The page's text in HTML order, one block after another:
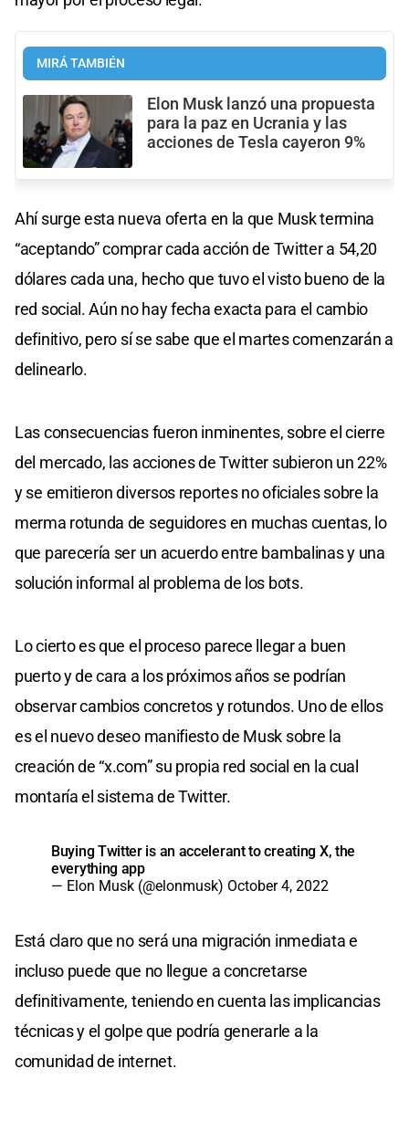
MIRÁ TAMBIÉN
Elon Musk lanzó una propuesta
para la paz en Ucrania y las
acciones de Tesla cayeron 9%
Ahí surge esta nueva oferta en la que Musk termina
“aceptando” comprar cada acción de Twitter a 54,20
dólares cada una, hecho que tuvo el visto bueno de la
red social. Aún no hay fecha exacta para el cambio
definitivo, pero sí se sabe que el martes comenzarán a
delinearlo.
Las consecuencias fueron inminentes, sobre el cierre
del mercado, las acciones de Twitter subieron un 22%
y se emitieron diversos reportes no oficiales sobre la
merma rotunda de seguidores en muchas cuentas, lo
que parecería ser un acuerdo entre bambalinas y una
solución informal al problema de los bots.
Lo cierto es que el proceso parece llegar a buen
puerto y de cara a los próximos años se podrían
observar cambios concretos y rotundos. Uno de ellos
es el nuevo deseo manifiesto de Musk sobre la
creación de “x.com” su propia red social en la cual
montaría el sistema de Twitter.
Buying Twitter is an accelerant to creating X, the
everything app
— Elon Musk (@elonmusk) October 4, 2022
Está claro que no será una migración inmediata e
incluso puede que no llegue a concretarse
definitivamente, teniendo en cuenta las implicancias
técnicas y el golpe que podría generarle a la
comunidad de internet.